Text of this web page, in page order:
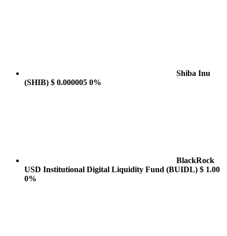
Shiba Inu
(SHIB) $ 0.000005 0%
BlackRock
USD Institutional Digital Liquidity Fund (BUIDL) $ 1.00
0%